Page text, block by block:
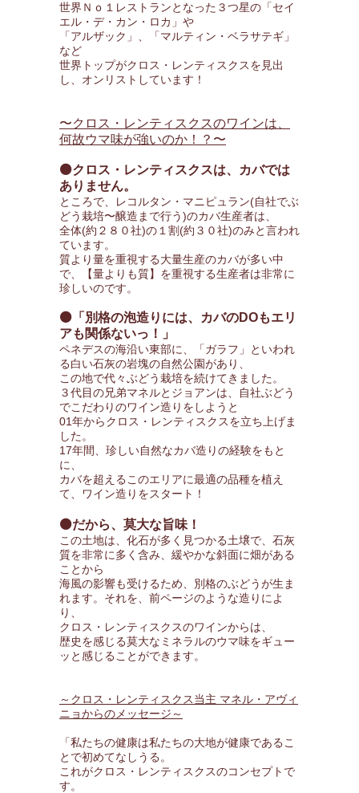
世界Ｎｏ１レストランとなった３つ星の「セイ
エル・デ・カン・ロカ」や
「アルザック」、「マルティン・ベラサテギ」
など
世界トップがクロス・レンティスクスを見出
し、オンリストしています！
〜クロス・レンティスクスのワインは、
何故ウマ味が強いのか！？〜
⚫クロス・レンティスクスは、カバでは
ありません。
ところで、レコルタン・マニピュラン(自社でぶ
どう栽培〜醸造まで行う)のカバ生産者は、
全体(約２８０社)の１割(約３０社)のみと言われ
ています。
質より量を重視する大量生産のカバが多い中
で、【量よりも質】を重視する生産者は非常に
珍しいのです。
⚫「別格の泡造りには、カバのDOもエリ
アも関係ないっ！」
ペネデスの海沿い東部に、「ガラフ」といわれ
る白い石灰の岩塊の自然公園があり、
この地で代々ぶどう栽培を続けてきました。
３代目の兄弟マネルとジョアンは、自社ぶどう
でこだわりのワイン造りをしようと
01年からクロス・レンティスクスを立ち上げま
した。
17年間、珍しい自然なカバ造りの経験をもと
に、
カバを超えるこのエリアに最適の品種を植え
て、ワイン造りをスタート！
⚫だから、莫大な旨味！
この土地は、化石が多く見つかる土壌で、石灰
質を非常に多く含み、緩やかな斜面に畑がある
ことから
海風の影響も受けるため、別格のぶどうが生ま
れます。それを、前ページのような造りによ
り、
クロス・レンティスクスのワインからは、
歴史を感じる莫大なミネラルのウマ味をギュー
ッと感じることができます。
～クロス・レンティスクス当主 マネル・アヴィ
ニョからのメッセージ～
「私たちの健康は私たちの大地が健康であるこ
とで初めてなしうる。
これがクロス・レンティスクスのコンセプトで
す。